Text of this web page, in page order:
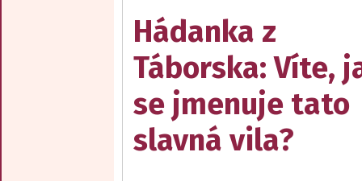
Hádanka z
Táborska: Víte,
se jmenuje tato
slavná vila?